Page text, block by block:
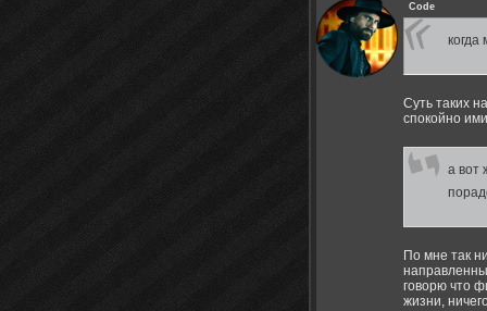
Code
Суть таких
спокойно
а вот
По мне так
говорю что
жизни,